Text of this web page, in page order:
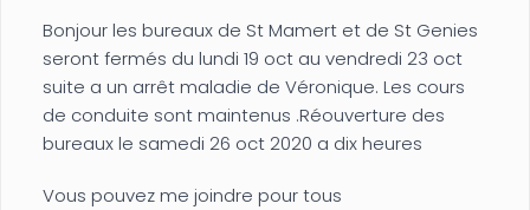
Bonjour les bureaux de St Mamert et de St Genies
seront fermés du lundi 19 oct au vendredi 23 oct
suite a un arrêt maladie de Véronique. Les cours
de conduite sont maintenus .Réouverture des
bureaux le samedi 26 oct 2020 a dix heures
Vous pouvez me joindre pour tous